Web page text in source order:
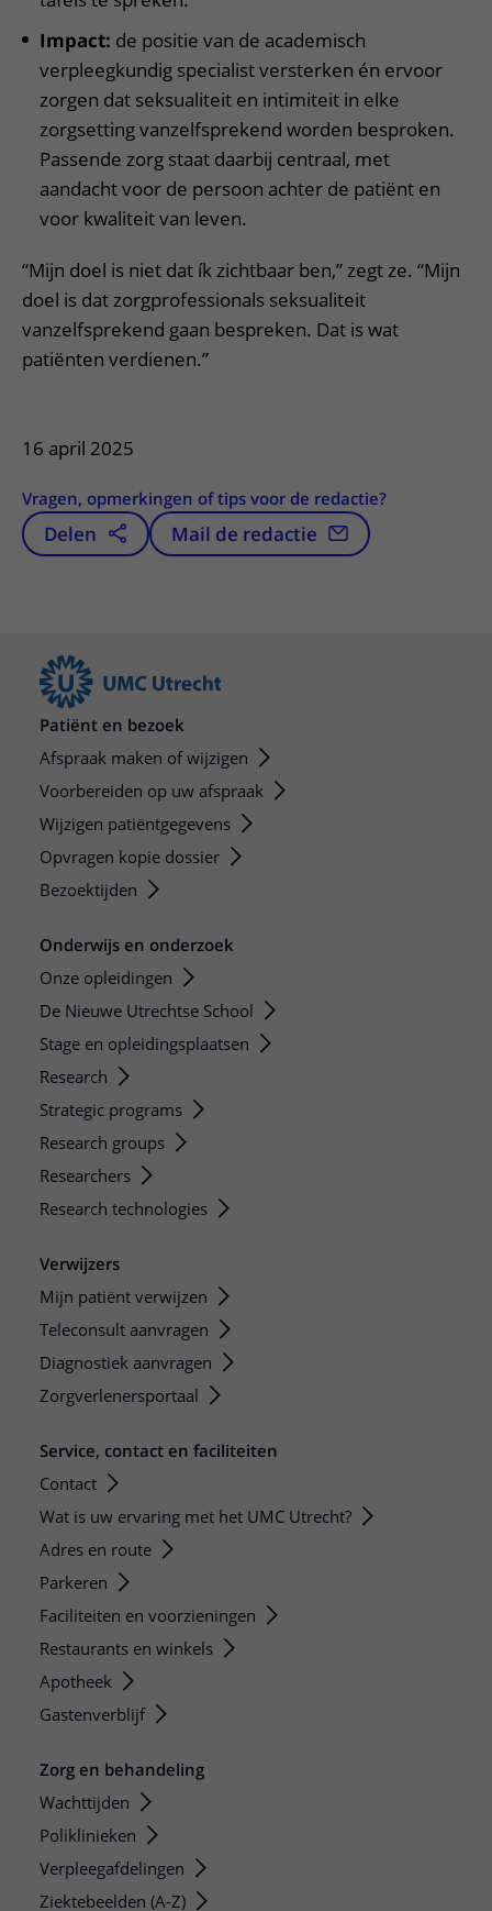
Impact: de positie van de academisch
verpleegkundig specialist versterken én ervoor
zorgen dat seksualiteit en intimiteit in elke
zorgsetting vanzelfsprekend worden besproken.
Passende zorg staat daarbij centraal, met
aandacht voor de persoon achter de patiënt en
voor kwaliteit van leven.
“Mijn doel is niet dat ík zichtbaar ben,” zegt ze. “Mijn
doel is dat zorgprofessionals seksualiteit
vanzelfsprekend gaan bespreken. Dat is wat
patiënten verdienen.”
16 april 2025
Vragen, opmerkingen of tips voor de redactie?
Delen Mail de redactie
Patiënt en bezoek
Afspraak maken of wijzigen
Voorbereiden op uw afspraak
Wijzigen patiëntgegevens
Opvragen kopie dossier
Bezoektijden
Onderwijs en onderzoek
Onze opleidingen
De Nieuwe Utrechtse School
Stage en opleidingsplaatsen
Research
Strategic programs
Research groups
Researchers
Research technologies
Verwijzers
Mijn patiënt verwijzen
Teleconsult aanvragen
Diagnostiek aanvragen
Zorgverlenersportaal
Service, contact en faciliteiten
Contact
Wat is uw ervaring met het UMC Utrecht?
Adres en route
Parkeren
Faciliteiten en voorzieningen
Restaurants en winkels
Apotheek
Gastenverblijf
Zorg en behandeling
Wachttijden
Poliklinieken
Verpleegafdelingen
Ziektebeelden (A-Z)